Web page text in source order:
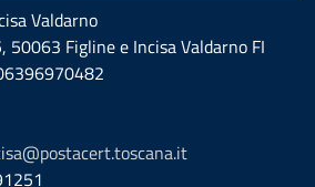
Valdarno
50063 Figline e Incisa Valdarno FI